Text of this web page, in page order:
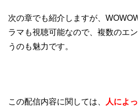
次の章でも紹介しますが、
ラマも視聴可能なので、複数のエ
うのも魅力です。
この配信内容に関しては、
人によ